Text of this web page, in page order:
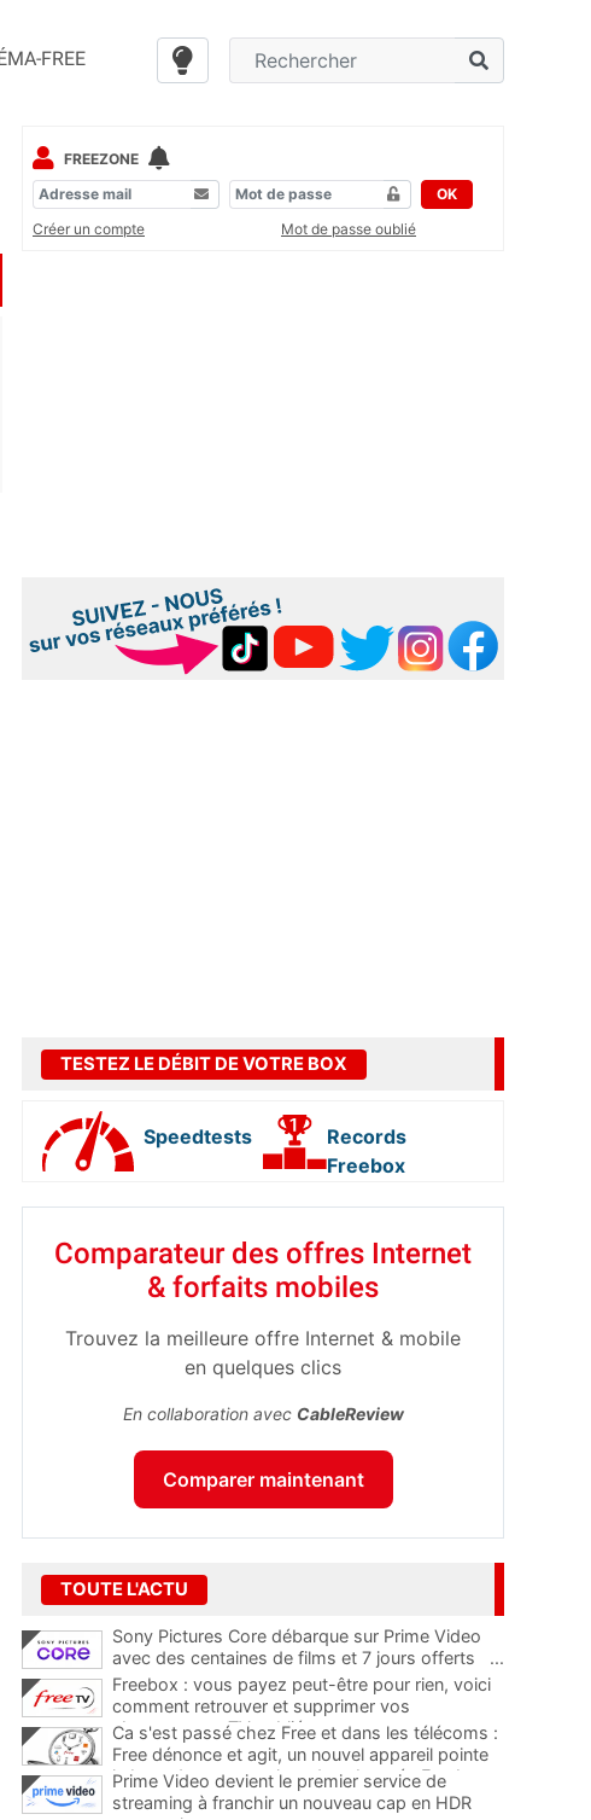
FREE
FREEZONE
OK
Créer un compte
Mot de passe oublié
TESTEZ LE DÉBIT DE VOTRE BOX
Speedtests
Records
Freebox
Comparateur des offres Internet
& forfaits mobiles
Trouvez la meilleure offre Internet & mobile
en quelques clics
En collaboration avec CableReview
Comparer maintenant
TOUTE L'ACTU
Sony Pictures Core débarque sur Prime Video
avec des centaines de films et 7 jours offerts
...
Freebox : vous payez peut-être pour rien, voici
comment retrouver et supprimer vos
abonnements TV oubliés
...
Ca s'est passé chez Free et dans les télécoms :
Free dénonce et agit, un nouvel appareil pointe
le bout de son nez chez des abonnés Freebox...
Prime Video devient le premier service de
streaming à franchir un nouveau cap en HDR